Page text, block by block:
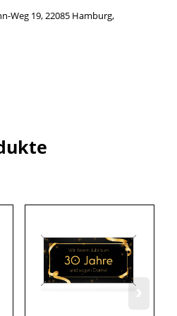
Weg 19, 22085 Hamburg,
›